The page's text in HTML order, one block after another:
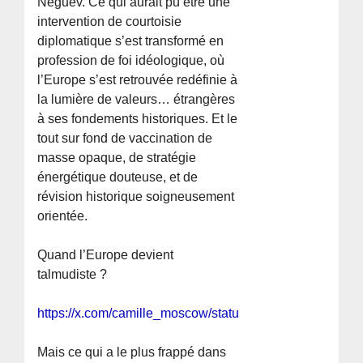
intervention de courtoisie
diplomatique s’est transformé en
profession de foi idéologique, où
l’Europe s’est retrouvée redéfinie à
la lumière de valeurs… étrangères
à ses fondements historiques. Et le
tout sur fond de vaccination de
masse opaque, de stratégie
énergétique douteuse, et de
révision historique soigneusement
orientée.
Quand l’Europe devient
talmudiste ?
https://x.com/camille_moscow/status/
Mais ce qui a le plus frappé dans